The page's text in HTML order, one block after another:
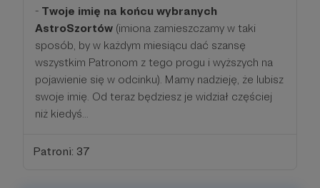
- Twoje imię na końcu wybranych
AstroSzortów (imiona zamieszczamy w taki
sposób, by w każdym miesiącu dać szansę
wszystkim Patronom z tego progu i wyższych na
pojawienie się w odcinku). Mamy nadzieję, że lubisz
swoje imię. Od teraz będziesz je widział częściej
niż kiedyś...
Patroni: 37